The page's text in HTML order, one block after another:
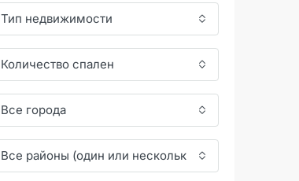
Тип недвижимости
Количество спален
Все города
Все районы (один или несколько)